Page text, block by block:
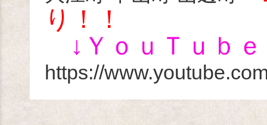
り！！
↓ＹｏｕＴｕｂ
https://